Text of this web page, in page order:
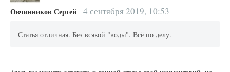
Овчинников Сергей 4 сентября 2019, 10:53
Статья отличная. Без всякой "воды". Всё по делу.